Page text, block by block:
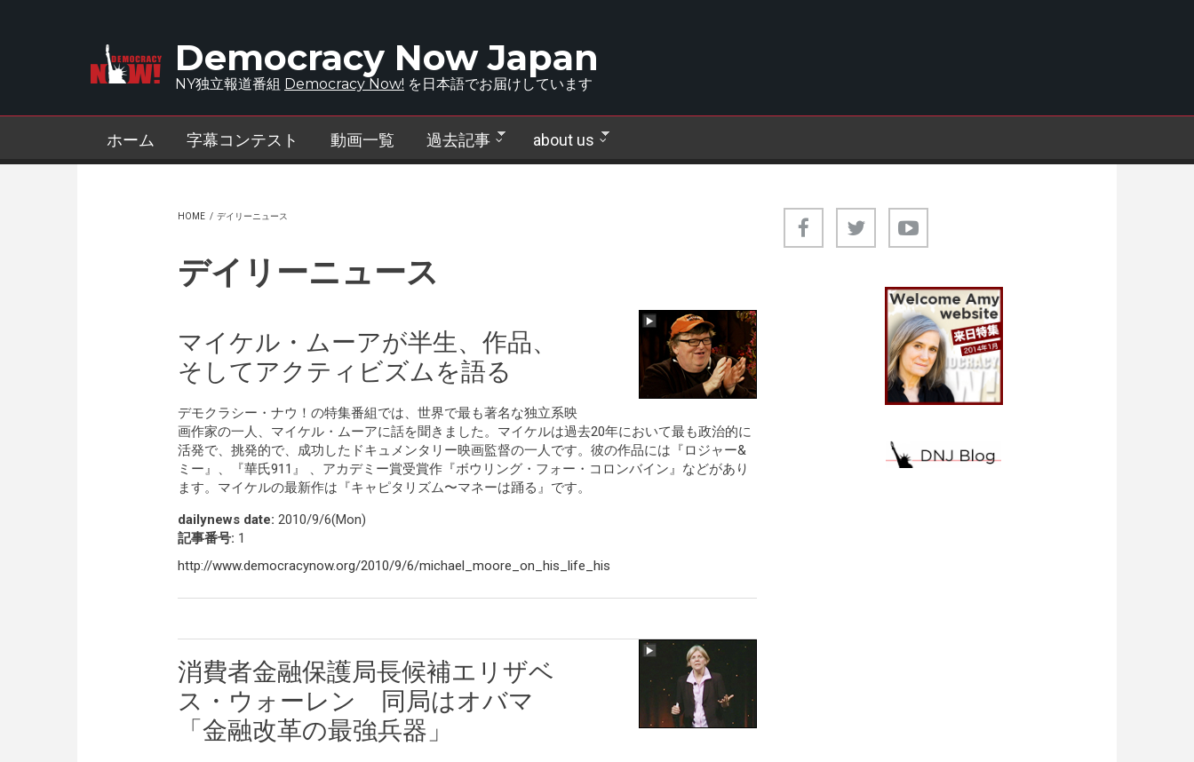
Democracy Now Japan
NY独立報道番組 Democracy Now! を日本語でお届けしています
ホーム 字幕コンテスト 動画一覧 過去記事 about us
HOME / デイリーニュース
デイリーニュース
マイケル・ムーアが半生、作品、
そしてアクティビズムを語る
デモクラシー・ナウ！の特集番組では、世界で最も著名な独立系映
画作家の一人、マイケル・ムーアに話を聞きました。マイケルは過去20年において最も政治的に
活発で、挑発的で、成功したドキュメンタリー映画監督の一人です。彼の作品には『ロジャー&
ミー』、『華氏911』 、アカデミー賞受賞作『ボウリング・フォー・コロンバイン』などがあり
ます。マイケルの最新作は『キャピタリズム〜マネーは踊る』です。
dailynews date: 2010/9/6(Mon)
記事番号: 1
http://www.democracynow.org/2010/9/6/michael_moore_on_his_life_his
消費者金融保護局長候補エリザベ
ス・ウォーレン 同局はオバマ
「金融改革の最強兵器」